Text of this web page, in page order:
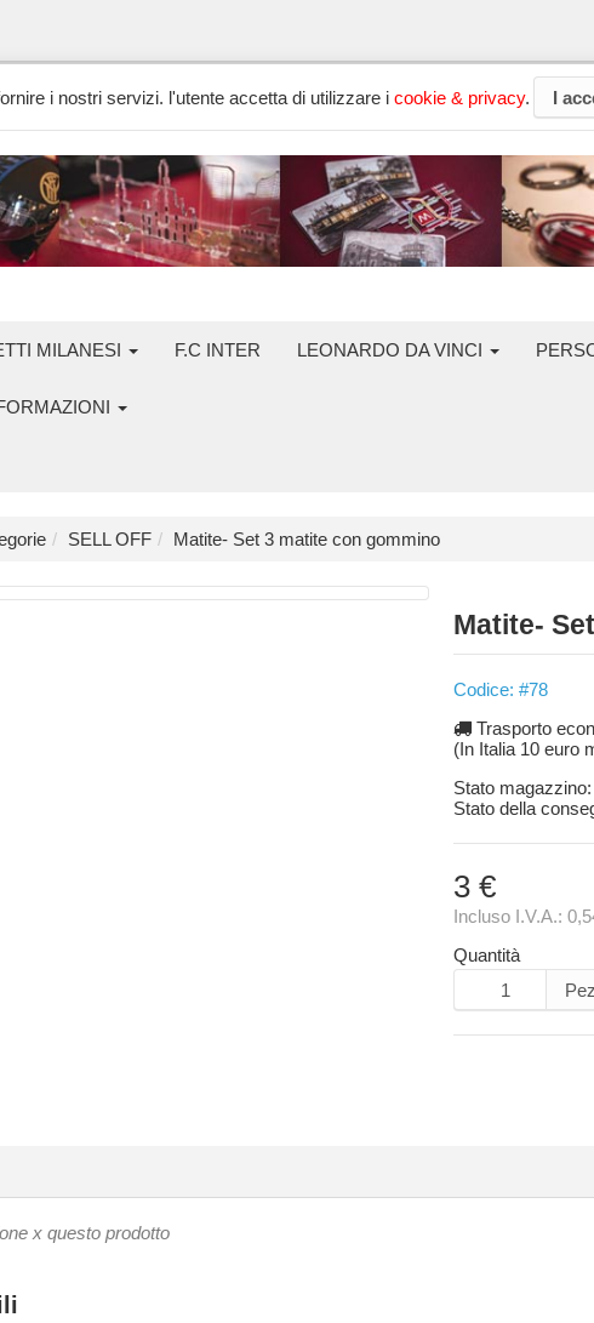
i nostri servizi. l'utente accetta di utilizzare i cookie & privacy. I
MILANESI F.C INTER LEONARDO DA VINCI
SELL OFF Matite- Set 3 matite con gommino
Matite-
Codice: #78
Trasporto
(In Italia 10 euro
Stato magazzino:
Stato della
3 €
Incluso I.V.A.:
Quantità
x questo prodotto